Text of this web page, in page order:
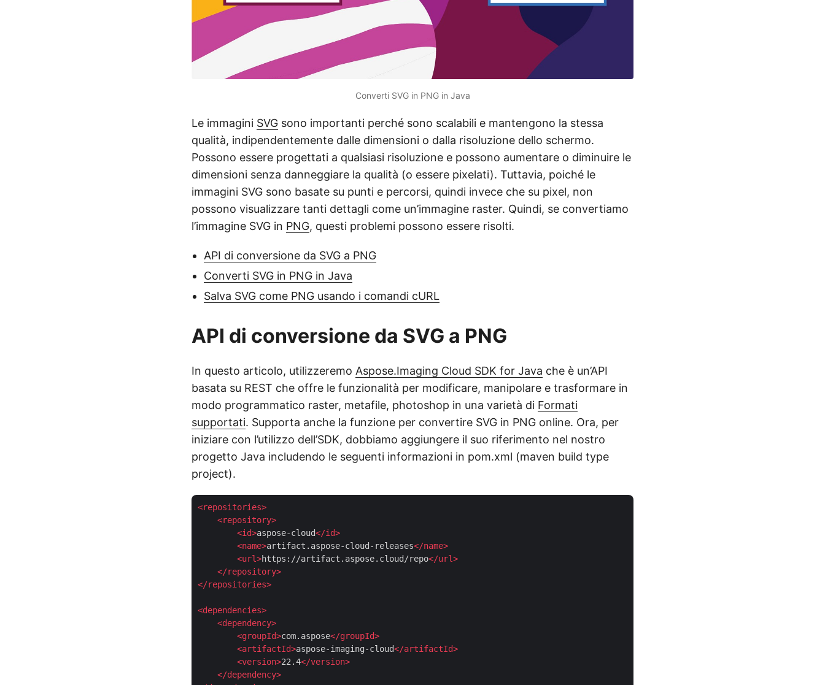
Converti SVG in PNG in Java
Le immagini SVG sono importanti perché sono scalabili e mantengono la stessa
qualità, indipendentemente dalle dimensioni o dalla risoluzione dello schermo.
Possono essere progettati a qualsiasi risoluzione e possono aumentare o diminuire le
dimensioni senza danneggiare la qualità (o essere pixelati). Tuttavia, poiché le
immagini SVG sono basate su punti e percorsi, quindi invece che su pixel, non
possono visualizzare tanti dettagli come un’immagine raster. Quindi, se convertiamo
l’immagine SVG in PNG, questi problemi possono essere risolti.
API di conversione da SVG a PNG
Converti SVG in PNG in Java
Salva SVG come PNG usando i comandi cURL
API di conversione da SVG a PNG
In questo articolo, utilizzeremo Aspose.Imaging Cloud SDK for Java che è un’API
basata su REST che offre le funzionalità per modificare, manipolare e trasformare in
modo programmatico raster, metafile, photoshop in una varietà di Formati
supportati. Supporta anche la funzione per convertire SVG in PNG online. Ora, per
iniziare con l’utilizzo dell’SDK, dobbiamo aggiungere il suo riferimento nel nostro
progetto Java includendo le seguenti informazioni in pom.xml (maven build type
project).
<repositories>
<repository>
<id>aspose-cloud</id>
<name>artifact.aspose-cloud-releases</name>
<url>https://artifact.aspose.cloud/repo</url>
</repository>
</repositories>
<dependencies>
<dependency>
<groupId>com.aspose</groupId>
<artifactId>aspose-imaging-cloud</artifactId>
<version>22.4</version>
</dependency>